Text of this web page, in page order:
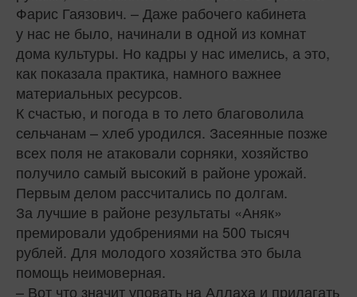
Фарис Гаязович. – Даже рабочего кабинета
у нас не было, начинали в одной из комнат
дома культуры. Но кадры у нас имелись, а это,
как показала практика, намного важнее
материальных ресурсов.
К счастью, и погода в то лето благоволила
сельчанам – хлеб уродился. Засеянные позже
всех поля не атаковали сорняки, хозяйство
получило самый высокий в районе урожай.
Первым делом рассчитались по долгам.
За лучшие в районе результаты «Аняк»
премировали удобрениями на 500 тысяч
рублей. Для молодого хозяйства это была
помощь неимоверная.
– Вот что значит уповать на Аллаха и прилагать